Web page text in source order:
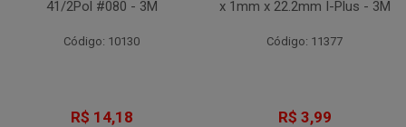
41/2Pol #080 - 3M
Código: 10130
R$ 14,18
x 1mm x 22.2mm I-Plus - 3M
Código: 11377
R$ 3,99